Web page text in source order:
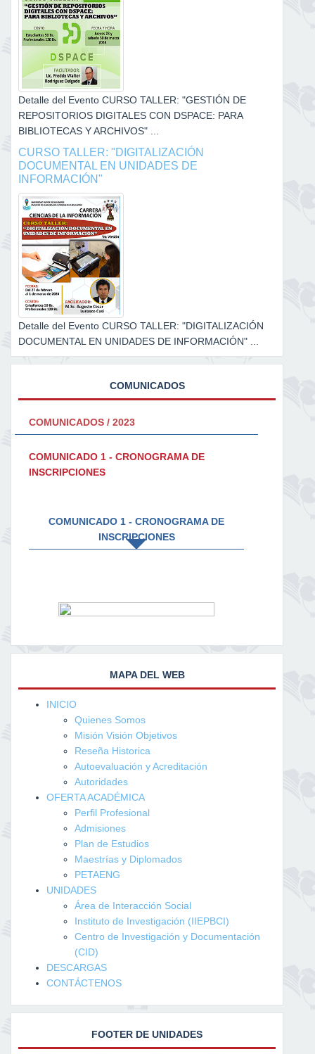
Detalle del Evento CURSO TALLER: "GESTIÓN DE
REPOSITORIOS DIGITALES CON DSPACE: PARA
BIBLIOTECAS Y ARCHIVOS" ...
CURSO TALLER: "DIGITALIZACIÓN
DOCUMENTAL EN UNIDADES DE
INFORMACIÓN"
Detalle del Evento CURSO TALLER: "DIGITALIZACIÓN
DOCUMENTAL EN UNIDADES DE INFORMACIÓN" ...
COMUNICADOS
COMUNICADOS / 2023
COMUNICADO 1 - CRONOGRAMA DE
INSCRIPCIONES
COMUNICADO 1 - CRONOGRAMA DE
INSCRIPCIONES
MAPA DEL WEB
INICIO
Quienes Somos
Misión Visión Objetivos
Reseña Historica
Autoevaluación y Acreditación
Autoridades
OFERTA ACADÉMICA
Perfil Profesional
Admisiones
Plan de Estudios
Maestrías y Diplomados
PETAENG
UNIDADES
Área de Interacción Social
Instituto de Investigación (IIEPBCI)
Centro de Investigación y Documentación
(CID)
DESCARGAS
CONTÁCTENOS
FOOTER DE UNIDADES